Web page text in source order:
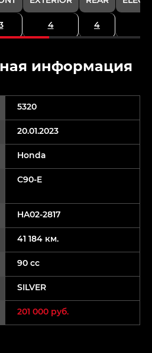
4 4
информация
5320
20.01.2023
Honda
C90-E
HA02-2817
41 184 км.
90 cc
SILVER
201 000 руб.